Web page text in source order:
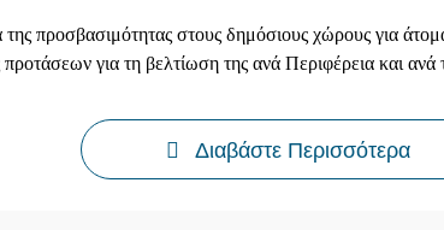
προσβασιμότητας στους δημόσιους χώρους για
για τη βελτίωση της ανά Περιφέρεια και ανά
Διαβάστε Περισσότερα